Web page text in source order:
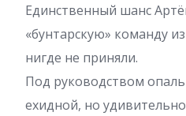
Единственный шанс
«бунтарскую» команду
нигде не приняли.
Под руководством
ехидной, но